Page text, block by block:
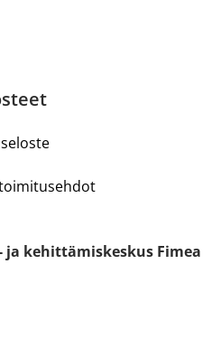
kehittämiskeskus Fimea